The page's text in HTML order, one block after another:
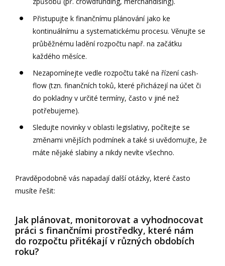
Přistupujte k finančnímu plánování jako ke
kontinuálnímu a systematickému procesu. Věnujte se
průběžnému ladění rozpočtu např. na začátku
každého měsíce.
Nezapomínejte vedle rozpočtu také na řízení cash-
flow (tzn. finančních toků, které přicházejí na účet či
do pokladny v určité termíny, často v jiné než
potřebujeme).
Sledujte novinky v oblasti legislativy, počítejte se
změnami vnějších podmínek a také si uvědomujte, že
máte nějaké slabiny a nikdy nevíte všechno.
Pravděpodobně vás napadají další otázky, které často
musíte řešit:
Jak plánovat, monitorovat a vyhodnocovat
práci s finančními prostředky, které nám
do rozpočtu přitékají v různých obdobích
roku?